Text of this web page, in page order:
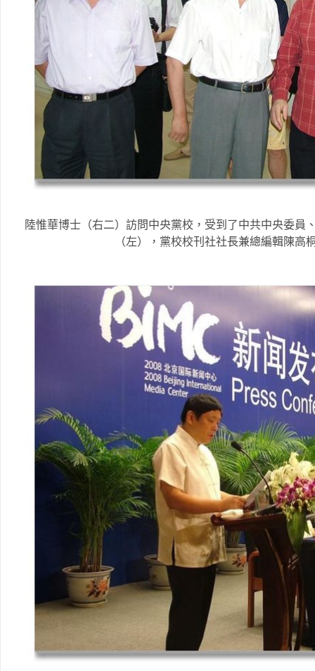
陸惟華博士（右二）訪問中央黨校，受到了中共中央委員
（左），黨校校刊社社長兼總編輯陳高